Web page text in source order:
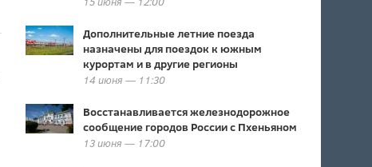
Дополнительные летние поезда
назначены для поездок к южным
курортам и в другие регионы
14 июня — 11:30
Восстанавливается железнодорожное
сообщение городов России с Пхеньяном
13 июня — 17:00